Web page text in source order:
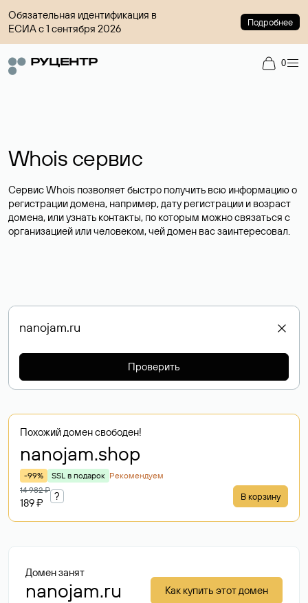
Обязательная идентификация в
ЕСИА с 1 сентября 2026
Подробнее
0
Whois сервис
Сервис Whois позволяет быстро получить всю информацию о
регистрации домена, например, дату регистрации и возраст
домена, или узнать контакты, по которым можно связаться с
организацией или человеком, чей домен вас заинтересовал.
Проверить
Похожий домен свободен!
nanojam.shop
-99% SSL в подарок Рекомендуем
14 982 ₽
189 ₽
? В корзину
Домен занят
nanojam.ru Как купить этот домен